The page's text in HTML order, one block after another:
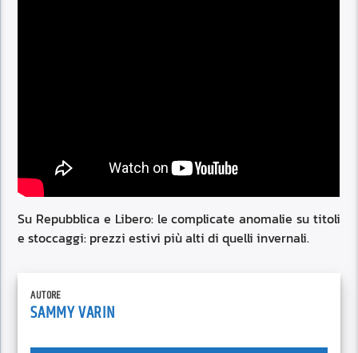
Su Repubblica e Libero: le complicate anomalie su titoli
e stoccaggi: prezzi estivi più alti di quelli invernali.
AUTORE
SAMMY VARIN